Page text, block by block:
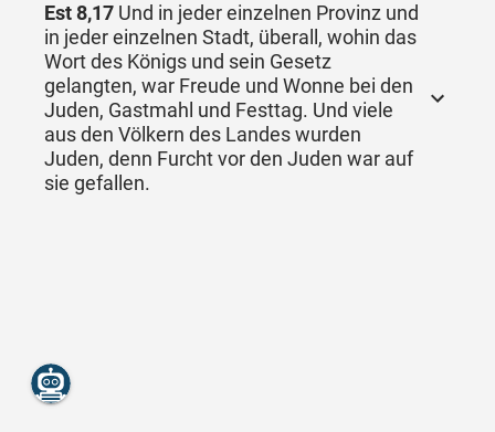
Est 8,17 Und in jeder einzelnen Provinz und
in jeder einzelnen Stadt, überall, wohin das
Wort des Königs und sein Gesetz
gelangten, war Freude und Wonne bei den
Juden, Gastmahl und Festtag. Und viele
aus den Völkern des Landes wurden
Juden, denn Furcht vor den Juden war auf
sie gefallen.